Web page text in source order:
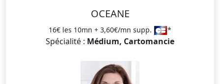
OCEANE
16€ les 10mn + 3,60€/mn supp. *
Spécialité : Médium, Cartomancie